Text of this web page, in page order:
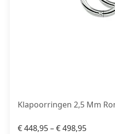
Klapoorringen 2,5 Mm
€448,95–€498,95